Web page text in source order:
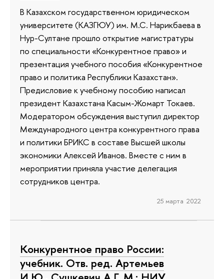
В Казахском государственном юридическом
университете (КАЗГЮУ) им. М.С. Нарикбаева в
Нур-Султане прошло открытие магистратуры
по специальности «Конкурентное право» и
презентация учебного пособия «Конкурентное
право и политика Республики Казахстан».
Предисловие к учебному пособию написал
президент Казахстана Касым-Жомарт Токаев.
Модератором обсуждения выступил директор
Международного центра конкурентного права
и политики БРИКС в составе Высшей школы
экономики Алексей Иванов. Вместе с ним в
мероприятии приняла участие делегация
сотрудников центра.
25 марта 2022
Конкурентное право России:
учебник. Отв. ред. Артемьев